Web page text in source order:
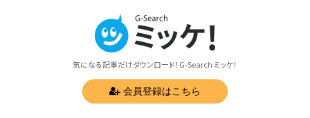
気になる記事だけダウンロード！G-Search ミッケ！
会員登録はこちら